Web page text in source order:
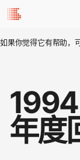
如果你觉得它有帮助，
年度